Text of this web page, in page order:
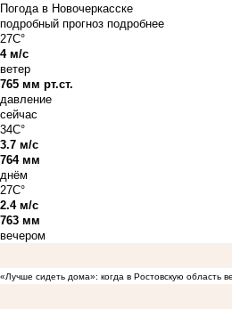
Погода в Новочеркасске
подробный прогноз подробнее
27C°
4 м/с
ветер
765 мм рт.ст.
давление
сейчас
34C°
3.7 м/с
764 мм
днём
27C°
2.4 м/с
763 мм
вечером
«Лучше сидеть дома»: когда в Ростовскую область